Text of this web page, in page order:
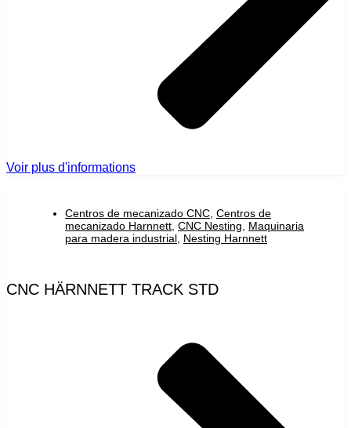
Voir plus d'informations
Centros de mecanizado CNC Centros de
mecanizado Harnnett CNC Nesting
Maquinaria
para madera industrial Nesting Harnnett
CNC HÄRNNETT TRACK STD